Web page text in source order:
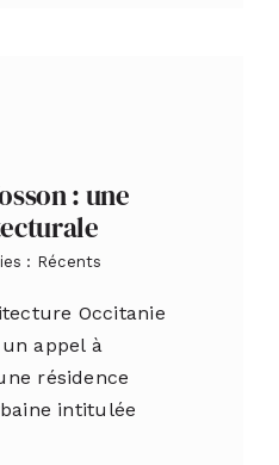
: une
: Récents
Occitanie
appel à
résidence
intitulée